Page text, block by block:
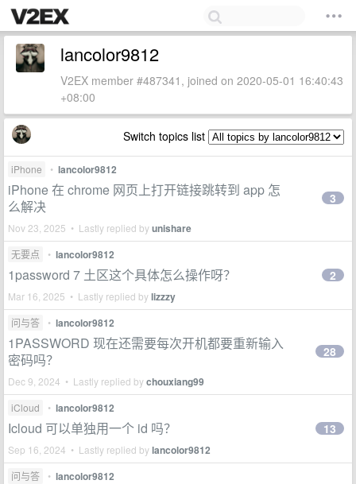
lancolor9812
V2EX member #487341, joined on 2020-05-01 16:40:43
+08:00
Switch topics list
iPhone • lancolor9812
iPhone 在 chrome 网页上打开链接跳转到 app 怎
么解决
Nov 23, 2025 • Lastly replied byunishare
3
无要点 • lancolor9812
1password 7 土区这个具体怎么操作呀？
Mar 16, 2025 • Lastly replied bylizzzy
2
问与答 • lancolor9812
1PASSWORD 现在还需要每次开机都要重新输入
密码吗？
Dec 9, 2024 • Lastly replied bychouxiang99
28
iCloud • lancolor9812
Icloud 可以单独用一个 id 吗？
Sep 16, 2024 • Lastly replied bylancolor9812
13
问与答 • lancolor9812